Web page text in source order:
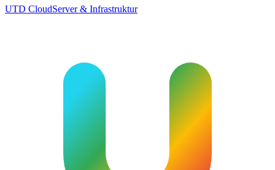
UTD CloudServer & Infrastruktur